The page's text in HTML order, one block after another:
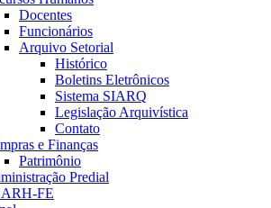
Docentes
Funcionários
Arquivo Setorial
Histórico
Boletins Eletrônicos
Sistema SIARQ
Legislação Arquivística
Contato
e Finanças
Patrimônio
Predial
FE